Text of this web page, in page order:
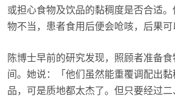
或担心食物及饮品的黏稠度是否合适
物不当，患者食用后便会呛咳，后果可
陈博士早前的研究发现，照顾者准备
间。她说：「他们虽然能重覆调配出
品，可是质地都太杰了。但只要经过二